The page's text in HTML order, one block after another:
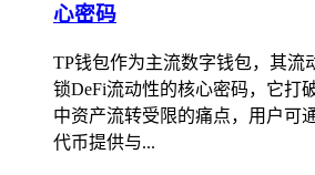
心密码
TP钱包作为主流数字钱包，其流
锁DeFi流动性的核心密码，它打
中资产流转受限的痛点，用户可
代币提供与...